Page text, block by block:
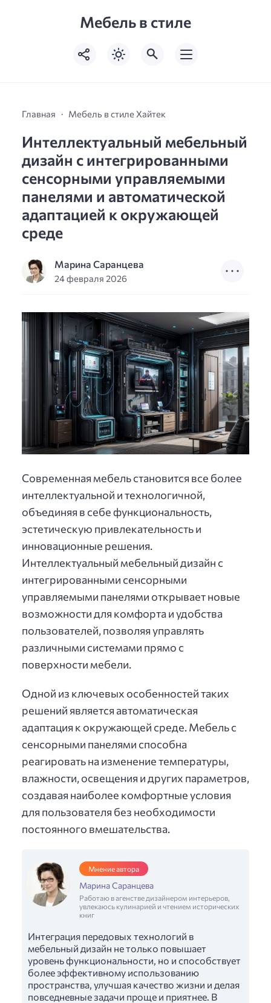
Мебель в стиле
Главная Мебель в стиле Хайтек
Интеллектуальный мебельный
дизайн с интегрированными
сенсорными управляемыми
панелями и автоматической
адаптацией к окружающей
среде
Марина Саранцева
24 февраля 2026
Современная мебель становится все более
интеллектуальной и технологичной,
объединяя в себе функциональность,
эстетическую привлекательность и
инновационные решения.
Интеллектуальный мебельный дизайн с
интегрированными сенсорными
управляемыми панелями открывает новые
возможности для комфорта и удобства
пользователей, позволяя управлять
различными системами прямо с
поверхности мебели.
Одной из ключевых особенностей таких
решений является автоматическая
адаптация к окружающей среде. Мебель с
сенсорными панелями способна
реагировать на изменение температуры,
влажности, освещения и других параметров,
создавая наиболее комфортные условия
для пользователя без необходимости
постоянного вмешательства.
Мнение автора
Марина Саранцева
Работаю в агенстве дизайнером интерьеров,
увлекаюсь кулинарией и чтением исторических
книг
Интеграция передовых технологий в
мебельный дизайн не только повышает
уровень функциональности, но и способствует
более эффективному использованию
пространства, улучшая качество жизни и делая
повседневные задачи проще и приятнее. В